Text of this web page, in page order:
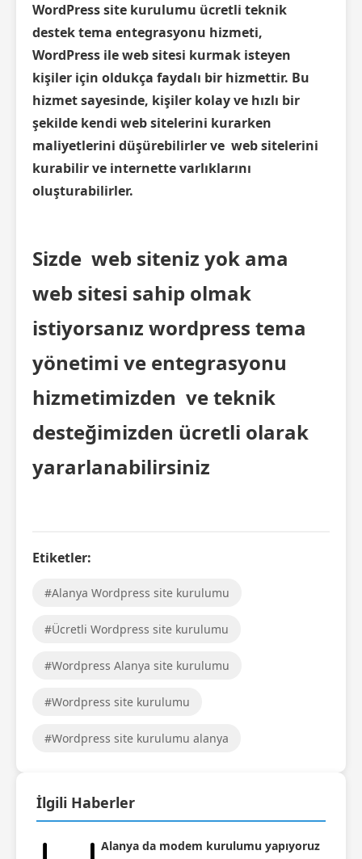
WordPress site kurulumu ücretli teknik
destek tema entegrasyonu hizmeti,
WordPress ile web sitesi kurmak isteyen
kişiler için oldukça faydalı bir hizmettir. Bu
hizmet sayesinde, kişiler kolay ve hızlı bir
şekilde kendi web sitelerini kurarken
maliyetlerini düşürebilirler ve web sitelerini
kurabilir ve internette varlıklarını
oluşturabilirler.
Sizde web siteniz yok ama
web sitesi sahip olmak
istiyorsanız wordpress tema
yönetimi ve entegrasyonu
hizmetimizden ve teknik
desteğimizden ücretli olarak
yararlanabilirsiniz
Etiketler:
#Alanya Wordpress site kurulumu
#Ücretli Wordpress site kurulumu
#Wordpress Alanya site kurulumu
#Wordpress site kurulumu
#Wordpress site kurulumu alanya
İlgili Haberler
Alanya da modem kurulumu yapıyoruz